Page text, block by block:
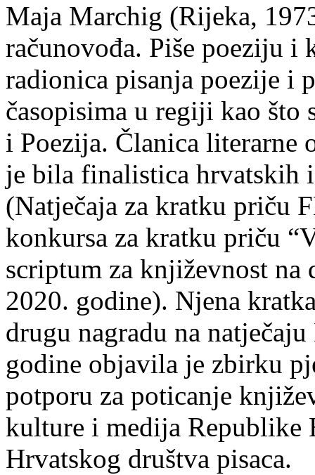
Maja Marchig (Rijeka,
računovođa. Piše poeziju i
radionica pisanja poezije i
časopisima u regiji kao što
i Poezija. Članica literarne
je bila finalistica hrvatskih
(Natječaja za kratku priču
konkursa za kratku priču
scriptum za književnost na
2020. godine). Njena
drugu nagradu na
godine objavila je zbirku
potporu za poticanje
kulture i medija Republike
Hrvatskog društva pisaca.